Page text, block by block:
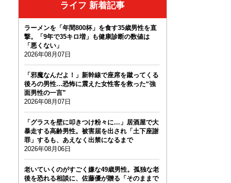
ライフ 新着記事
ラーメンを「年間800杯」を食す35歳男性を直
撃。「9年で35キロ増」も健康診断の数値は
「悪くない」
2026年08月07日
「邪魔なんだよ！」新幹線で座席を蹴ってくる
後ろの男性…恐怖に震えた女性客を救った“強
面男性の一言”
2026年08月07日
「グラスを壁に叩きつけ粉々に…」居酒屋で大
暴走する高齢男性。被害届を出され「土下座謝
罪」するも、あえなく出禁になるまで
2026年08月06日
老いていくのがすごく嫌な49歳男性。孤独な老
後を恐れる相談に、佐藤優が贈る「そのままで